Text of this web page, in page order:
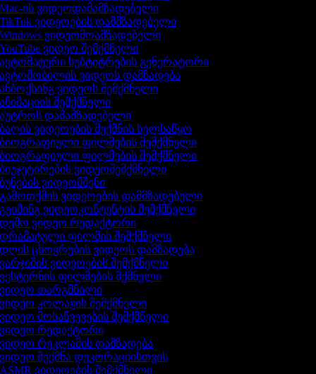
ის ვიდეოდამამზადებელი
ვიდეოების დამმზადებელი
ვიდეომოამზადებელი
ვიდეო შემქმნელი
სუბტიტრების გენერატორი
ვიდეოს დამზადება
ვიდეოს შემქმნელი
შემქმნელი
დამამზადებელი
ვიდეოების შექმნის ხელსაწყო
ფილმების შემქმნელი
ფილმების შემქმნელი
ვიდეოშემქმნელი
ვიდეომშენი
ვიდეოების დამმზადებელი
ვიდეოკონტენტის შემქმნელი
ვიდეო რედაქტორი
ფილმის შემქმნელი
ცხოვრების ვიდეოს დამზადება
ვიდეოების შემქმნელი
ფილმების მქმნელი
თარგმნილი
კოლაჟის შემქმნელი
მოსაწვევების შემქმნელი
რედაქტორი
რეკლამის დამზადება
შექმნა დეკორაციისთვის
ვიდეოების შემქმნელი